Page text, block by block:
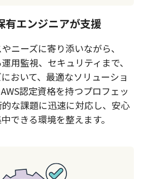
有エンジニアが支援
ニーズに寄り添いながら、
用監視、セキュリティまで、
おいて、最適なソリューショ
認定資格を持つプロフェッ
な課題に迅速に対応し、安心
できる環境を整えます。